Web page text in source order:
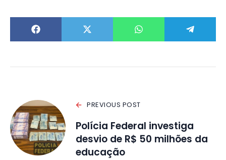
PREVIOUS POST
Polícia Federal investiga
desvio de R$ 50 milhões da
educação